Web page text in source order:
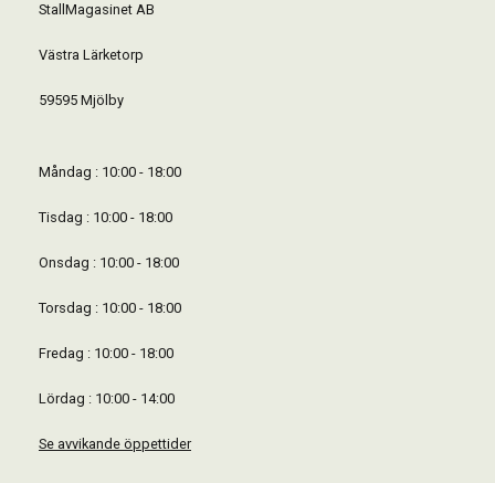
StallMagasinet AB
Västra Lärketorp
59595 Mjölby
Måndag : 10:00 - 18:00
Tisdag : 10:00 - 18:00
Onsdag : 10:00 - 18:00
Torsdag : 10:00 - 18:00
Fredag : 10:00 - 18:00
Lördag : 10:00 - 14:00
Se avvikande öppettider